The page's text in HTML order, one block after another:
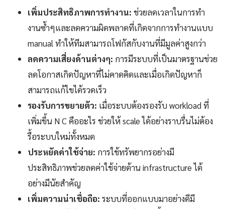
เพิ่มประสิทธิภาพการทำงาน: ช่วยลดเวลาในการทำ
งานซ้ำๆและลดความผิดพลาดที่เกิดจากการทำงานแบบ
manual ทำให้ทีมสามารถโฟกัสกับงานที่มีมูลค่าสูงกว่า
ลดความเสี่ยงด้านต่างๆ: การมีระบบที่เป็นมาตรฐานช่วย
ลดโอกาสเกิดปัญหาที่ไม่คาดคิดและเมื่อเกิดปัญหาก็
สามารถแก้ไขได้รวดเร็ว
รองรับการขยายตัว: เมื่อระบบต้องรองรับ workload ที่
เพิ่มขึ้น N C คืออะไร ช่วยให้ scale ได้อย่างราบรื่นไม่ต้อง
รื้อระบบใหม่ทั้งหมด
ประหยัดค่าใช้จ่าย: การใช้ทรัพยากรอย่างมี
ประสิทธิภาพช่วยลดค่าใช้จ่ายด้าน infrastructure ได้
อย่างมีนัยสำคัญ
เพิ่มความน่าเชื่อถือ: ระบบที่ออกแบบมาอย่างดีมี